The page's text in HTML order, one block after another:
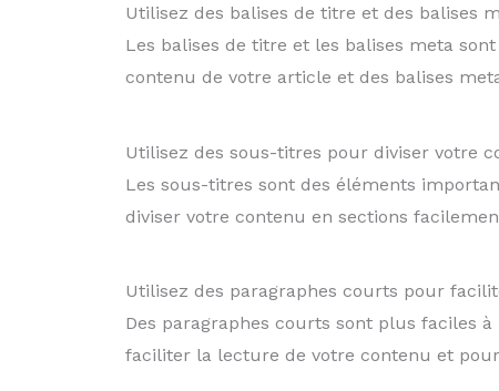
Utilisez des balises de titre et des balises
Les balises de titre et les balises meta
contenu de votre article et des balises
Utilisez des sous-titres pour diviser votre
Les sous-titres sont des éléments
diviser votre contenu en sections
Utilisez des paragraphes courts pour
Des paragraphes courts sont plus faciles
faciliter la lecture de votre contenu et